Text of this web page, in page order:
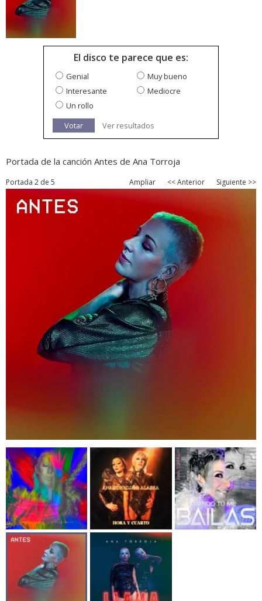
El disco te parece que es:
Genial
Muy bueno
Interesante
Mediocre
Un rollo
Votar
Ver resultados
Portada de la canción Antes de Ana Torroja
Portada 2 de 5 Ampliar << Anterior Siguiente >>